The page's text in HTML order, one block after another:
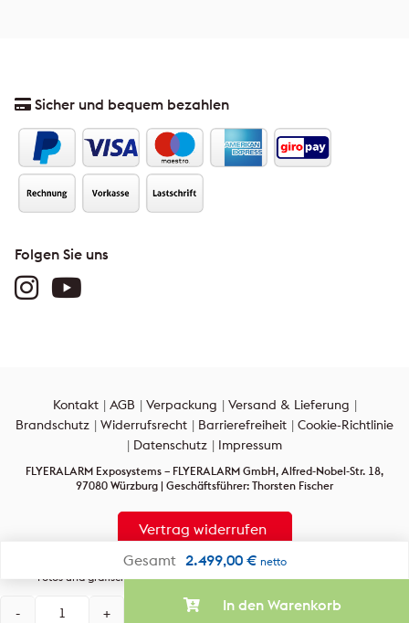
Gesamt 2.499,00 € netto
In den Warenkorb
Sicher und bequem bezahlen
Folgen Sie uns
Kontakt AGB Verpackung
Versand & Lieferung
Brandschutz
Widerrufsrecht Barrierefreiheit
Cookie-Richtlinie
Datenschutz
Impressum
FLYERALARM Exposystems – FLYERALARM GmbH, Alfred-Nobel-Str. 18,
97080 Würzburg | Geschäftsführer: Thorsten Fischer
Vertrag widerrufen
Alle Rechte vorbehalten: Alle auf dieser Internetpräsenz verwendeten Texte,
Fotos und grafischen Gestaltungen sind urheberrechtlich geschützt.